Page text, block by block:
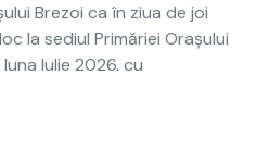
Brezoi ca în ziua de joi
la sediul Primăriei Orașului
Iulie 2026. cu